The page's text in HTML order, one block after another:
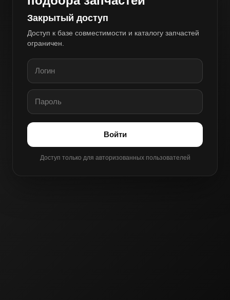
Закрытый доступ
Доступ к базе совместимости и каталогу запчастей
ограничен.
Войти
Доступ только для авторизованных пользователей